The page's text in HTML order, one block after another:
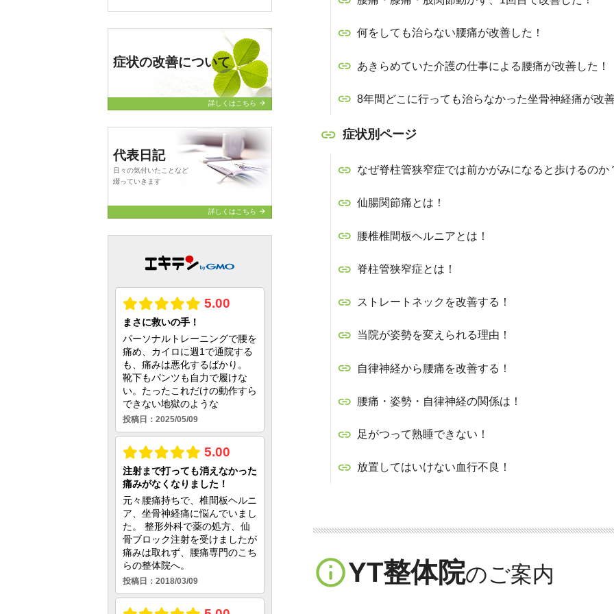
何をしても治らない腰痛が改善した！
あきらめていた介護の仕事による腰痛が改善した！
8年間どこに行っても治らなかった坐骨神経痛が改善
症状別ページ
なぜ脊柱管狭窄症では前かがみになると歩けるのか
仙腸関節痛とは！
腰椎椎間板ヘルニアとは！
脊柱管狭窄症とは！
ストレートネックを改善する！
当院が姿勢を変えられる理由！
自律神経から腰痛を改善する！
腰痛・姿勢・自律神経の関係は！
足がつって熟睡できない！
放置してはいけない血行不良！
info_outlineYT整体院
症状の改善について
詳しくはこちら arrow_forward
代表日記
日々の気付いたことなど
綴っていきます
詳しくはこちら arrow_forward